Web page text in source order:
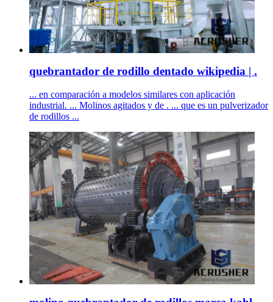
quebrantador de rodillo dentado wikipedia | .
... en comparación a modelos similares con aplicación
industrial. ... Molinos agitados y de . ... que es un pulverizador
de rodillos ...